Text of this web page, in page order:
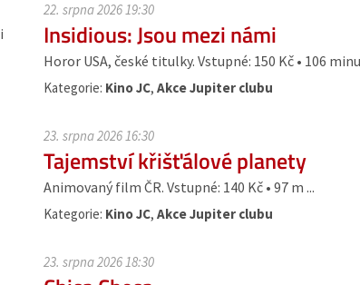
22. srpna 2026 19:30
Insidious: Jsou mezi námi
Horor USA, české titulky. Vstupné: 150 Kč • 106
Kategorie: Kino JC,Akce Jupiter clubu
23. srpna 2026 16:30
Tajemství křišťálové planety
Animovaný film ČR. Vstupné: 140 Kč • 97 m ...
Kategorie: Kino JC,Akce Jupiter clubu
23. srpna 2026 18:30